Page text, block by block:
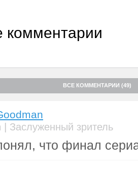
комментарии
ВСЕ КОММЕНТАРИИ (49)
| Заслуженный зритель
что финал